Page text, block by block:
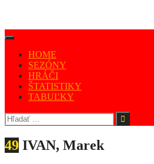
HOME
SEZÓNY
HRÁČI
ŠTATISTIKY
TABUĽKY
49 IVAN, Marek